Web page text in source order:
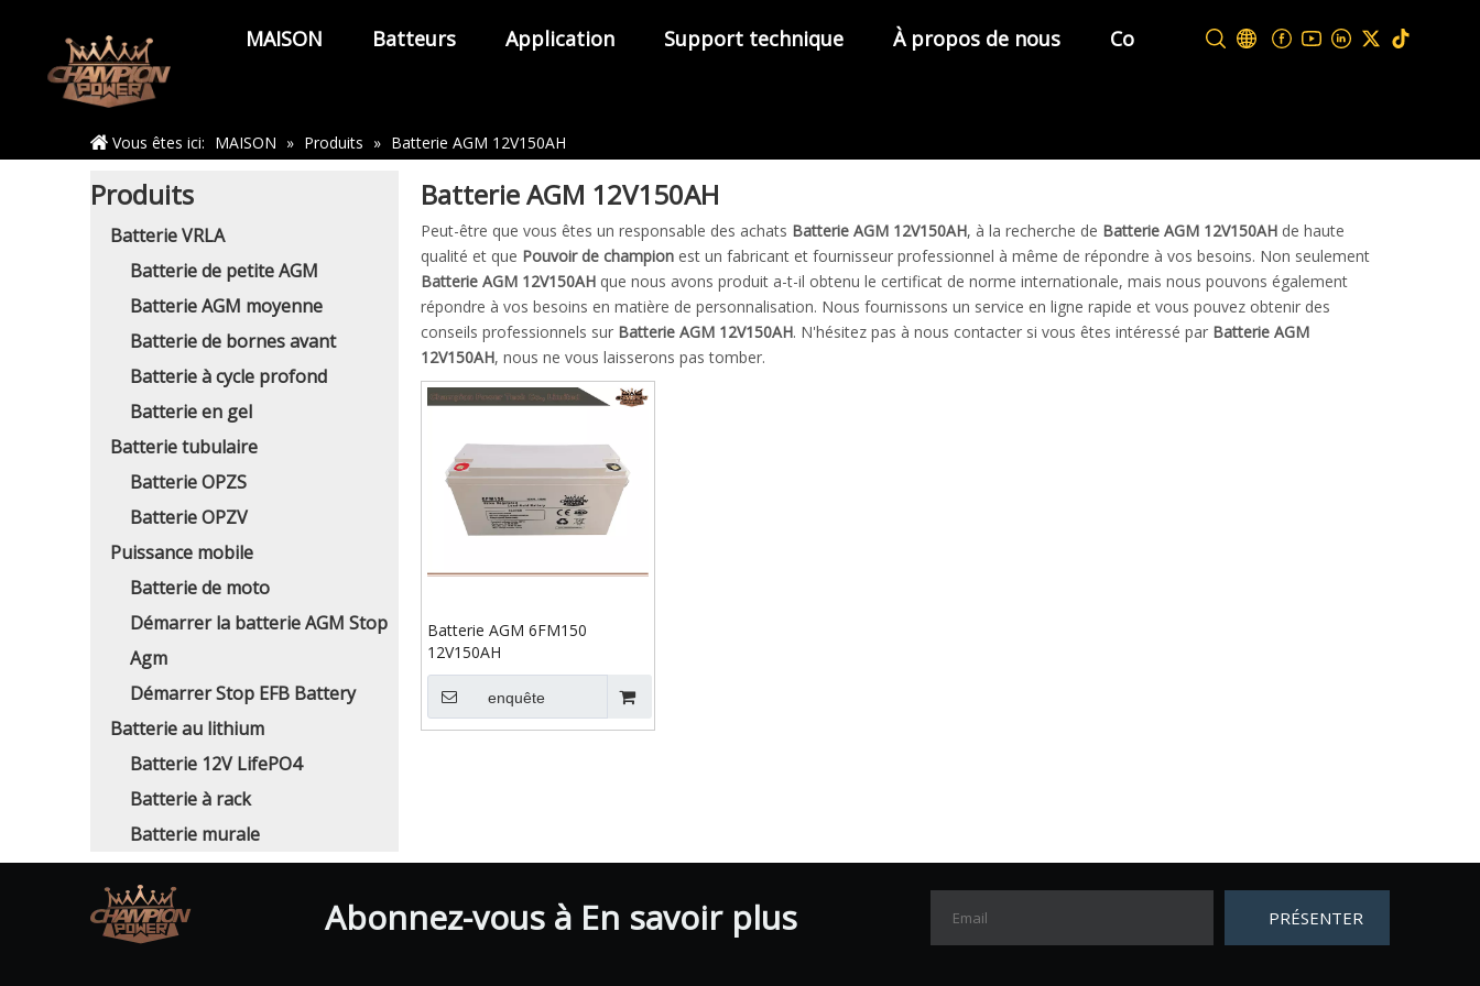
MAISON Batteurs Application Support technique À propos de nous Contactez-nous
Maison
Vous êtes ici: MAISON » Produits » Batterie AGM 12V150AH
Produits
Batterie VRLA
Batterie de petite AGM
Batterie AGM moyenne
Batterie de bornes avant
Batterie à cycle profond
Batterie en gel
Batterie tubulaire
Batterie OPZS
Batterie OPZV
Puissance mobile
Batterie de moto
Démarrer la batterie AGM Stop
Agm
Démarrer Stop EFB Battery
Batterie au lithium
Batterie 12V LifePO4
Batterie à rack
Batterie murale
Batterie AGM 12V150AH
Peut-être que vous êtes un responsable des achats Batterie AGM 12V150AH, à la recherche de Batterie AGM 12V150AH de haute
qualité et que Pouvoir de champion est un fabricant et fournisseur professionnel à même de répondre à vos besoins. Non seulement
Batterie AGM 12V150AH que nous avons produit a-t-il obtenu le certificat de norme internationale, mais nous pouvons également
répondre à vos besoins en matière de personnalisation. Nous fournissons un service en ligne rapide et vous pouvez obtenir des
conseils professionnels sur Batterie AGM 12V150AH. N'hésitez pas à nous contacter si vous êtes intéressé par Batterie AGM
12V150AH, nous ne vous laisserons pas tomber.
Batterie AGM 6FM150
12V150AH
enquête
Abonnez-vous à En savoir plus PRÉSENTER